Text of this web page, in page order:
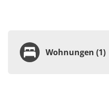
Wohnungen (1)